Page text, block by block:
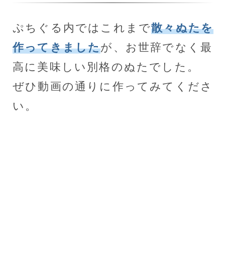
ぷちぐる内ではこれまで散々ぬたを
作ってきましたが、お世辞でなく最
高に美味しい別格のぬたでした。
ぜひ動画の通りに作ってみてくださ
い。